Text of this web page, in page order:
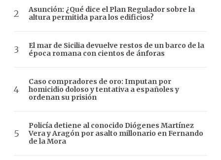
Asunción: ¿Qué dice el Plan Regulador sobre la
altura permitida para los edificios?
El mar de Sicilia devuelve restos de un barco de la
época romana con cientos de ánforas
Caso compradores de oro: Imputan por
homicidio doloso y tentativa a españoles y
ordenan su prisión
Policía detiene al conocido Diógenes Martínez
Vera y Aragón por asalto millonario en Fernando
de la Mora